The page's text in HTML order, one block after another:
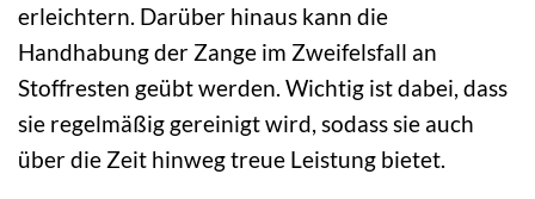
erleichtern. Darüber hinaus kann die
Handhabung der Zange im Zweifelsfall an
Stoffresten geübt werden. Wichtig ist dabei, dass
sie regelmäßig gereinigt wird, sodass sie auch
über die Zeit hinweg treue Leistung bietet.